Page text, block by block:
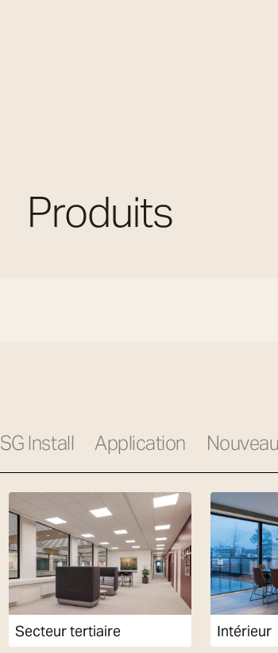
Produits
SG Install Application
Secteur tertiaire Intérieur